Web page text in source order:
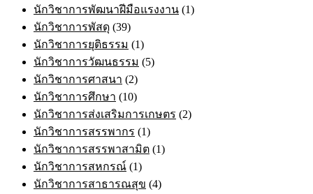
นักวิชาการพัฒนาฝีมือแรงงาน (1)
นักวิชาการพัสดุ (39)
นักวิชาการยุติธรรม (1)
นักวิชาการวัฒนธรรม (5)
นักวิชาการศาสนา (2)
นักวิชาการศึกษา (10)
นักวิชาการส่งเสริมการเกษตร (2)
นักวิชาการสรรพากร (1)
นักวิชาการสรรพาสามิต (1)
นักวิชาการสหกรณ์ (1)
นักวิชาการสาธารณสุข (4)